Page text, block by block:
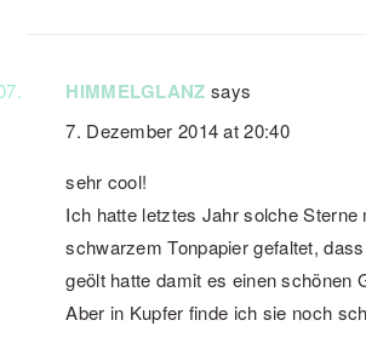
HIMMELGLANZ says
7. Dezember 2014 at 20:40
sehr cool!
Ich hatte letztes Jahr solche Sterne
schwarzem Tonpapier gefaltet,
geölt hatte damit es einen schönen
Aber in Kupfer finde ich sie noch